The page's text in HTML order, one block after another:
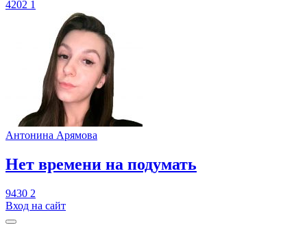
4202 1
Антонина Арямова
​Нет времени на подумать
9430 2
Вход на сайт